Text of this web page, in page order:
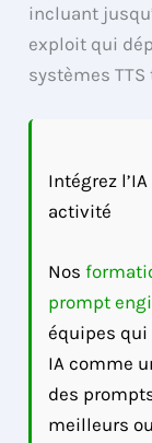
incluant
exploit qui
systèmes
Intégrez
activité
Nos
prompt
équipes qui
IA comme
des
meilleurs